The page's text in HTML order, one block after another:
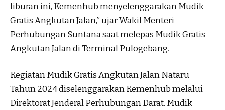
liburan ini, Kemenhub menyelenggarakan Mudik
Gratis Angkutan Jalan,” ujar Wakil Menteri
Perhubungan Suntana saat melepas Mudik Gratis
Angkutan Jalan di Terminal Pulogebang.
Kegiatan Mudik Gratis Angkutan Jalan Nataru
Tahun 2024 diselenggarakan Kemenhub melalui
Direktorat Jenderal Perhubungan Darat. Mudik